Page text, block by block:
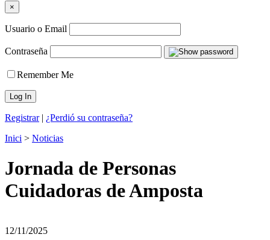
×
Usuario o Email
Contraseña
Remember Me
Registrar| ¿Perdió su contraseña?
Inici > Noticias
Jornada de Personas
Cuidadoras de Amposta
12/11/2025